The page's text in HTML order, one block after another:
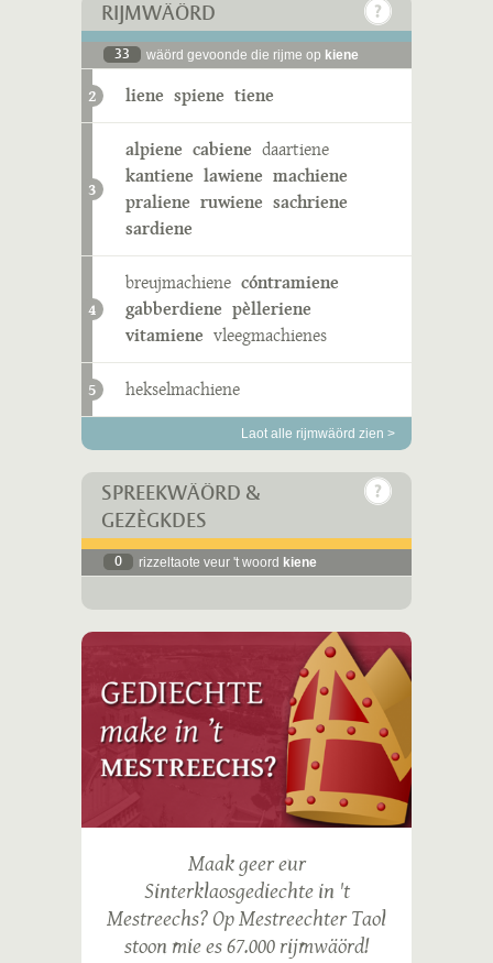
RIJMWÄÖRD
33 wäörd gevoonde die rijme op kiene
2 liene spiene tiene
3
alpiene cabiene daartiene
kantiene lawiene machiene
praliene ruwiene sachriene
sardiene
4
breujmachiene cóntramiene
gabberdiene pèlleriene
vitamiene vleegmachienes
5 hekselmachiene
Laot alle rijmwäörd zien >
SPREEKWÄÖRD &
GEZÈGKDES
0 rizzeltaote veur 't woord kiene
Maak geer eur
Sinterklaosgediechte in 't
Mestreechs? Op Mestreechter Taol
stoon mie es 67.000 rijmwäörd!